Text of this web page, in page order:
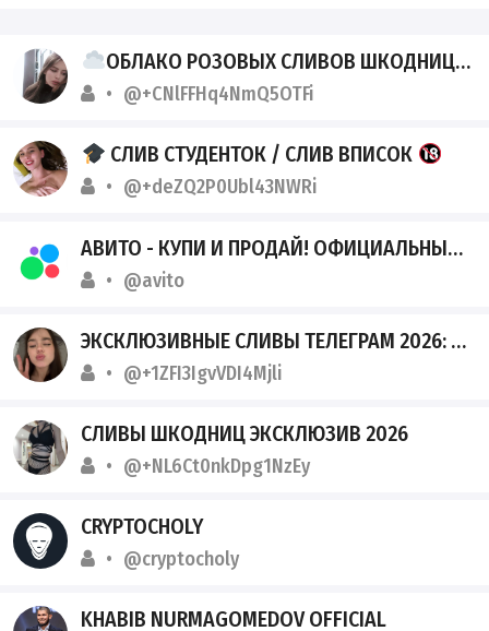
ОБЛАКО РОЗОВЫХ СЛИВОВ ШКОДНИЦ
@+CNlFFHq4NmQ5OTFi
СЛИВ СТУДЕНТОК / СЛИВ ВПИСОК
@+deZQ2P0Ubl43NWRi
АВИТО - КУПИ И ПРОДАЙ! ОФИЦИАЛЬНЫЙ КАНАЛ ТЕЛЕГРАМ
@avito
ЭКСКЛЮЗИВНЫЕ СЛИВЫ ТЕЛЕГРАМ 2026: ПОЛНОЕ РАЗОБЛАЧЕНИЕ
@+1ZFI3IgvVDI4Mjli
СЛИВЫ ШКОДНИЦ ЭКСКЛЮЗИВ 2026
@+NL6Ct0nkDpg1NzEy
CRYPTOCHOLY
@cryptocholy
KHABIB NURMAGOMEDOV OFFICIAL